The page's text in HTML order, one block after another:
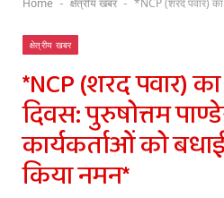
Home - क्षेत्रीय खबर - *NCP (शरद पवार) का 27वां स्थापना
क्षेत्रीय खबर
*NCP (शरद पवार)
दिवस: पुरुषोत्तम
कार्यकर्ताओं को
किया नमन*